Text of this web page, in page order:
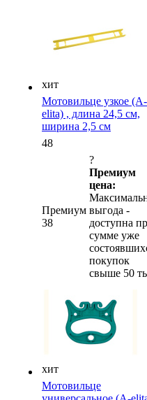
хит
Мотовильце узкое (A-
elita) , длина 24,5 см,
ширина 2,5 см
48
Премиум
38
?
Премиум
цена:
выгода -
доступна
сумме уже
покупок
свыше 50
хит
Мотовильце